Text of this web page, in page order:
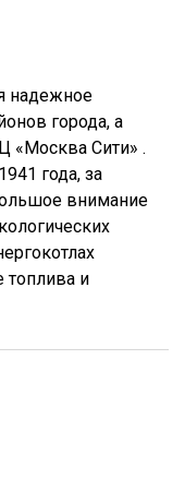
надежное
города, а
«Москва Сити» .
года, за
внимание
топлива и